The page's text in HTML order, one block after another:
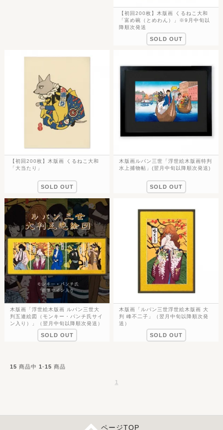
【初回200枚】木版画 くるねこ大和
「富め碗（とめわん）」※9月中旬以
降順次発送
SOLD OUT
【初回200枚】木版画 くるねこ大和
「大当たり」
SOLD OUT
木版画ルパン三世「浮世絵木版画特判
水上捕物帖」(翌月中旬以降順次発送)
SOLD OUT
木版画「浮世絵木版画 ルパン三世大
判五連絵図（モンキー・パンチ氏サイ
ン入り）」（翌月中旬以降順次発送）
SOLD OUT
木版画「ルパン三世浮世絵木版画 大
判 峰不二子」（翌月中旬以降順次発
送）
SOLD OUT
15 商品中 1-15 商品
1
ページTOP